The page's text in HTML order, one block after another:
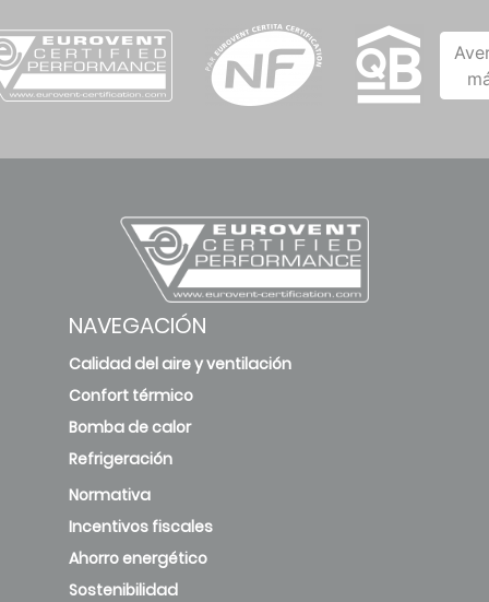
NAVEGACIÓN
Calidad del aire y ventilación
Confort térmico
Bomba de calor
Refrigeración
Normativa
Incentivos fiscales
Ahorro energético
Sostenibilidad